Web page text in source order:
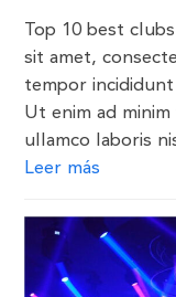
Top 10 best
sit amet,
tempor
Ut enim ad
ullamco laboris
Leer más